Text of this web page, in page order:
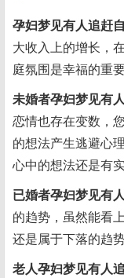
孕妇梦见有人追赶
大收入上的增长，
庭氛围是幸福的重要
未婚者孕妇梦见有
恋情也存在变数，
的想法产生逃避心
心中的想法还是有
已婚者孕妇梦见有
的趋势，虽然能看
还是属于下落的趋势
老人孕妇梦见有人